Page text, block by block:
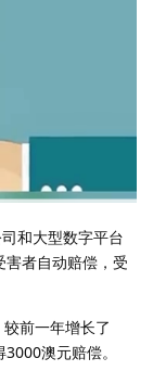
和大型数字平台
者自动赔偿，受
前一年增长了
澳元赔偿。